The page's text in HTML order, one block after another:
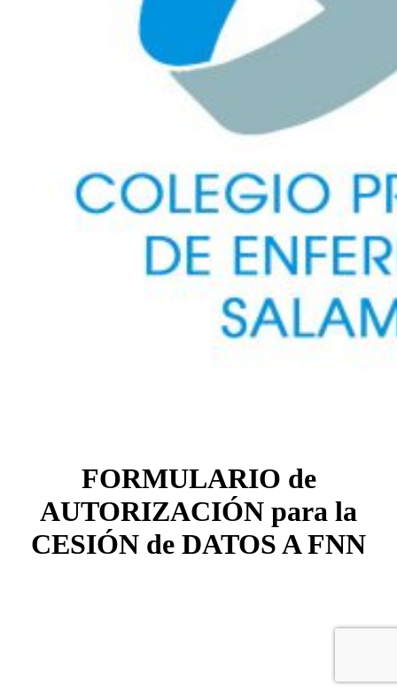
FORMULARIO de
AUTORIZACIÓN para la
CESIÓN de DATOS A FNN